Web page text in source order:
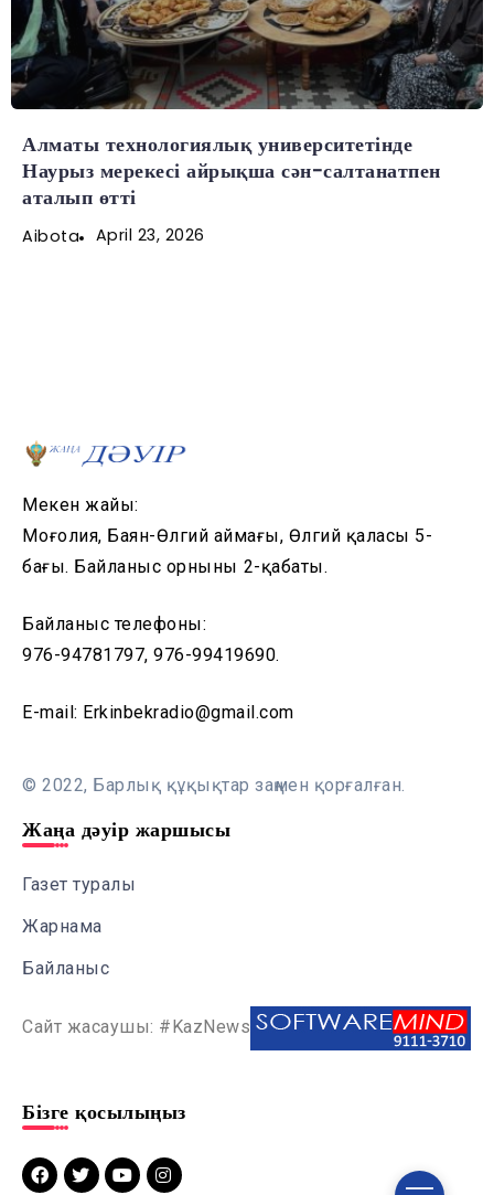
Алматы технологиялық университетінде
Наурыз мерекесі айрықша сән-салтанатпен
аталып өтті
Aibota April 23, 2026
Мекен жайы:
Моңғолия, Баян-Өлгий аймағы, Өлгий қаласы 5-
бағы. Байланыс орнының 2-қабаты.
Байланыс телефоны:
976-94781797, 976-99419690.
E-mail: Erkinbekradio@gmail.com
© 2022, Барлық құқықтар заңмен қорғалған.
Жаңа дәуір жаршысы
Газет туралы
Жарнама
Байланыс
Сайт жасаушы: #KazNews
Бізге қосылыңыз